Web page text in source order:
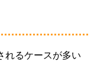
れるケースが多い